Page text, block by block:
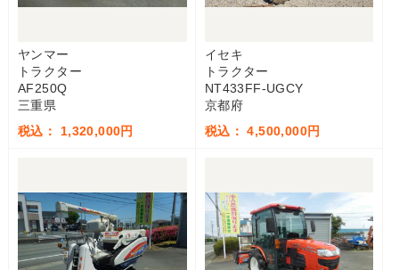
ヤンマー
トラクター
AF250Q
三重県
税込： 1,320,000円
イセキ
トラクター
NT433FF-UGCY
京都府
税込： 4,500,000円